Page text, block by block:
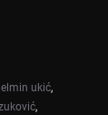
elmin ukić,
,